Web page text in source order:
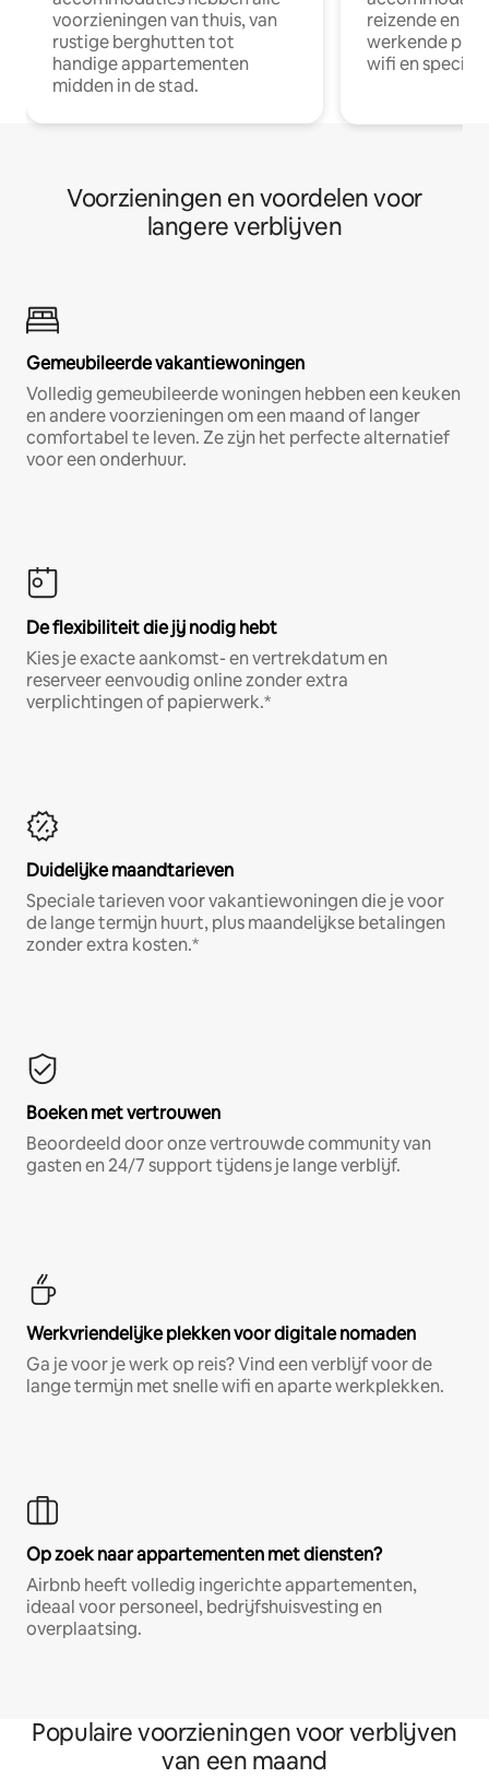
voorzieningen van thuis, van
rustige berghutten tot
handige appartementen
midden in de stad.
reizende en
werkende
wifi en
Voorzieningen en voordelen voor
langere verblijven
Gemeubileerde vakantiewoningen
Volledig gemeubileerde woningen hebben een keuken
en andere voorzieningen om een maand of langer
comfortabel te leven. Ze zijn het perfecte alternatief
voor een onderhuur.
De flexibiliteit die jij nodig hebt
Kies je exacte aankomst- en vertrekdatum en
reserveer eenvoudig online zonder extra
verplichtingen of papierwerk.*
Duidelijke maandtarieven
Speciale tarieven voor vakantiewoningen die je voor
de lange termijn huurt, plus maandelijkse betalingen
zonder extra kosten.*
Boeken met vertrouwen
Beoordeeld door onze vertrouwde community van
gasten en 24/7 support tijdens je lange verblijf.
Werkvriendelijke plekken voor digitale nomaden
Ga je voor je werk op reis? Vind een verblijf voor de
lange termijn met snelle wifi en aparte werkplekken.
Op zoek naar appartementen met diensten?
Airbnb heeft volledig ingerichte appartementen,
ideaal voor personeel, bedrijfshuisvesting en
overplaatsing.
Populaire voorzieningen voor verblijven
van een maand